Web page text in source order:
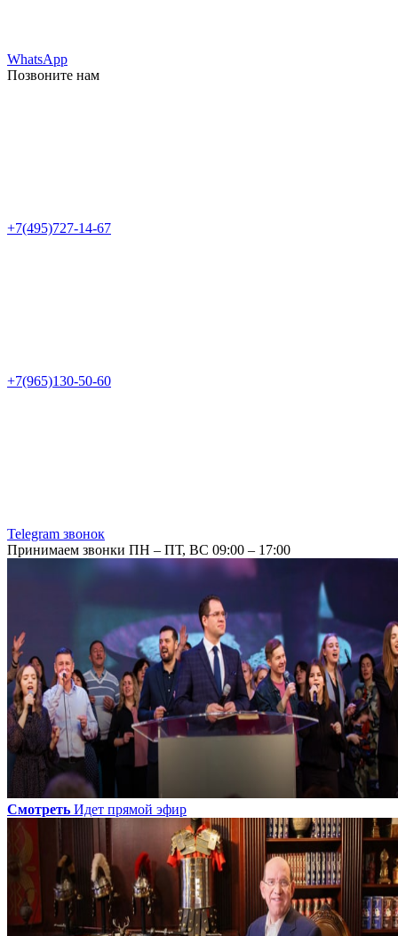
WhatsApp
Позвоните нам
+7(495)727-14-67
+7(965)130-50-60
Telegram звонок
Принимаем звонки ПН – ПТ, ВС 09:00 – 17:00
Смотреть Идет прямой эфир